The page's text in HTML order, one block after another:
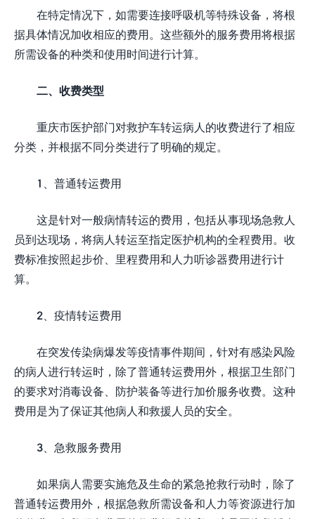
在特定情况下，如需要连接呼吸机等特殊设备，将根
据具体情况加收相应的费用。这些额外的服务费用将根据
所需设备的种类和使用时间进行计算。
二、收费类型
重庆市医护部门对救护车转运病人的收费进行了相应
分类，并根据不同分类进行了明确的规定。
1、普通转运费用
这是针对一般病情转运的费用，包括从事现场急救人
员到达现场，将病人转运至指定医护机构的全程费用。收
费标准按照起步价、里程费用和人力听诊器费用进行计
算。
2、疫情转运费用
在突发传染病爆发等疫情事件期间，针对有感染风险
的病人进行转运时，除了普通转运费用外，根据卫生部门
的要求对消毒设备、防护装备等进行加价服务收费。这种
费用是为了保证其他病人和救援人员的安全。
3、急救服务费用
如果病人需要实施危及生命的紧急抢救行动时，除了
普通转运费用外，根据急救所需设备和人力等资源进行加